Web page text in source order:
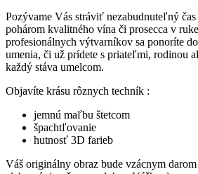
Pozývame Vás stráviť nezabudnuteľný
pohárom kvalitného vína či prosecca v
profesionálnych výtvarníkov sa ponoríte
umenia, či už prídete s priateľmi, rodinou
každý stáva umelcom.
Objavíte krásu rôznych techník :
jemnú maľbu štetcom
špachtľovanie
hutnosť 3D farieb
Váš originálny obraz bude vzácnym